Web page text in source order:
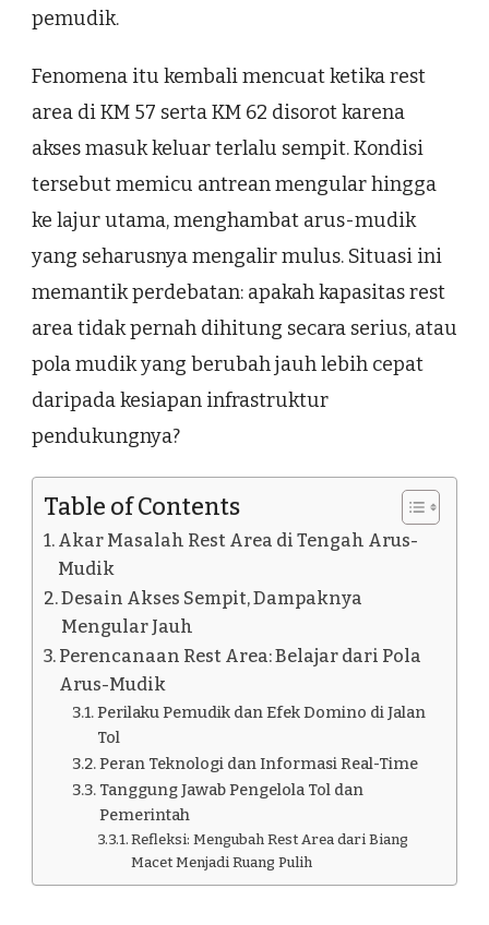
pemudik.
Fenomena itu kembali mencuat ketika rest
area di KM 57 serta KM 62 disorot karena
akses masuk keluar terlalu sempit. Kondisi
tersebut memicu antrean mengular hingga
ke lajur utama, menghambat arus-mudik
yang seharusnya mengalir mulus. Situasi ini
memantik perdebatan: apakah kapasitas rest
area tidak pernah dihitung secara serius, atau
pola mudik yang berubah jauh lebih cepat
daripada kesiapan infrastruktur
pendukungnya?
Table of Contents
Akar Masalah Rest Area di Tengah Arus-
Mudik
Desain Akses Sempit, Dampaknya
Mengular Jauh
Perencanaan Rest Area: Belajar dari Pola
Arus-Mudik
Perilaku Pemudik dan Efek Domino di Jalan
Tol
Peran Teknologi dan Informasi Real-Time
Tanggung Jawab Pengelola Tol dan
Pemerintah
Refleksi: Mengubah Rest Area dari Biang
Macet Menjadi Ruang Pulih